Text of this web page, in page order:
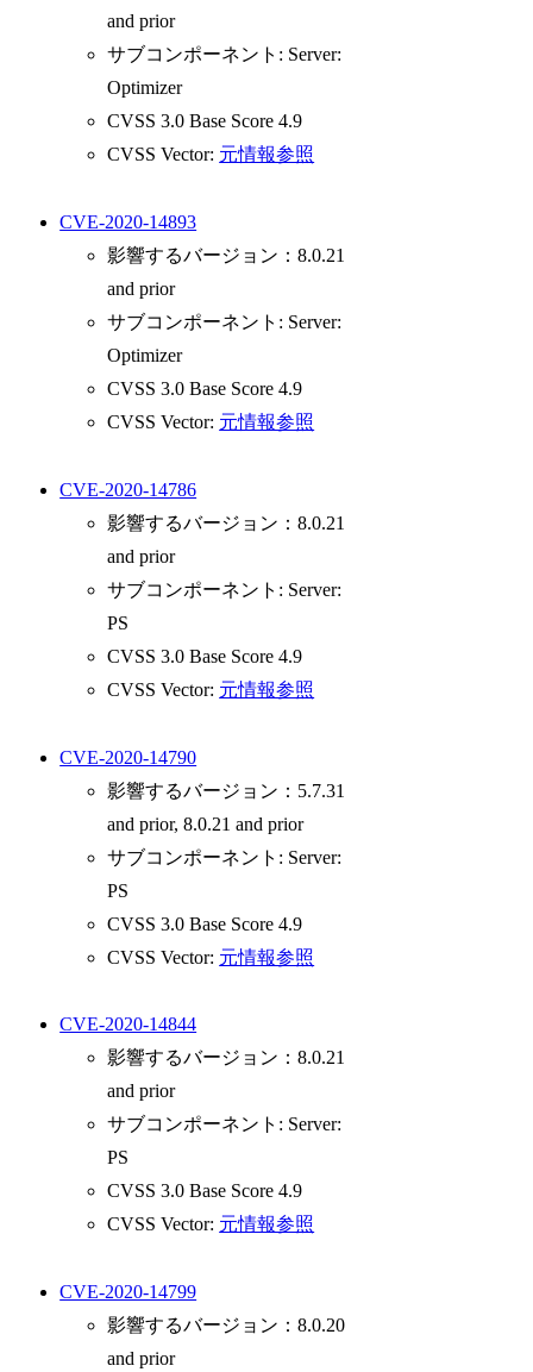
and prior
サブコンポーネント: Server:
Optimizer
CVSS 3.0 Base Score 4.9
CVSS Vector: 元情報参照
CVE-2020-14893
影響するバージョン：8.0.21
and prior
サブコンポーネント: Server:
Optimizer
CVSS 3.0 Base Score 4.9
CVSS Vector: 元情報参照
CVE-2020-14786
影響するバージョン：8.0.21
and prior
サブコンポーネント: Server:
PS
CVSS 3.0 Base Score 4.9
CVSS Vector: 元情報参照
CVE-2020-14790
影響するバージョン：5.7.31
and prior, 8.0.21 and prior
サブコンポーネント: Server:
PS
CVSS 3.0 Base Score 4.9
CVSS Vector: 元情報参照
CVE-2020-14844
影響するバージョン：8.0.21
and prior
サブコンポーネント: Server:
PS
CVSS 3.0 Base Score 4.9
CVSS Vector: 元情報参照
CVE-2020-14799
影響するバージョン：8.0.20
and prior